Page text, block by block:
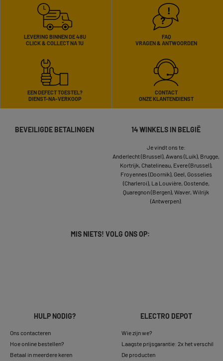
LEVERING BINNEN DE 48U
CLICK & COLLECT NA 1U
FAQ
VRAGEN & ANTWOORDEN
EEN DEFECT TOESTEL?
DIENST-NA-VERKOOP
CONTACT
ONZE KLANTENDIENST
BEVEILIGDE BETALINGEN 14 WINKELS IN BELGIË
Je vindt ons te:
Anderlecht (Brussel), Awans (Luik), Brugge,
Kortrijk, Chatelineau, Evere (Brussel),
Froyennes (Doornik), Geel, Gosselies
(Charleroi), La Louvière, Oostende,
Quaregnon (Bergen), Waver, Wilrijk
(Antwerpen).
MIS NIETS! VOLG ONS OP:
HULP NODIG?
Ons contacteren
Hoe online bestellen?
Betaal in meerdere keren
ELECTRO DEPOT
Wie zijn we?
Laagste prijsgarantie: 2x het verschil
De producten